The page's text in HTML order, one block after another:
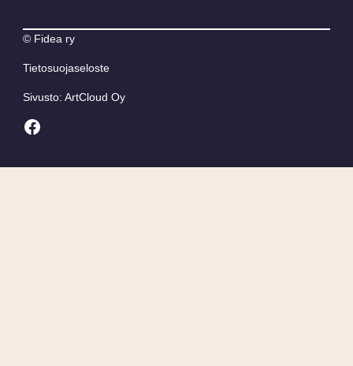
© Fidea ry
Tietosuojaseloste
Sivusto: ArtCloud Oy
Facebook